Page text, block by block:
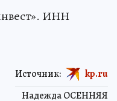
ИНН
Надежда ОСЕННЯЯ
Источник: kp.ru